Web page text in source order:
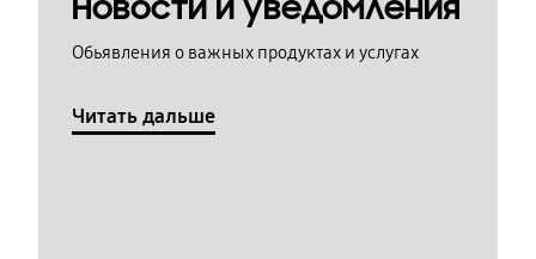
Обьявления о важных продуктах и услугах
Читать дальше